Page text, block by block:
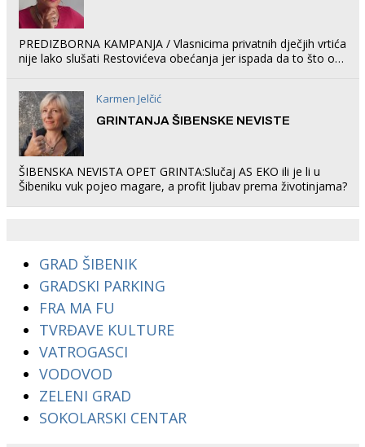
PREDIZBORNA KAMPANJA / Vlasnicima privatnih dječjih vrtića
nije lako slušati Restovićeva obećanja jer ispada da to što oni
Karmen Jelčić
GRINTANJA ŠIBENSKE NEVISTE
ŠIBENSKA NEVISTA OPET GRINTA:Slučaj AS EKO ili je li u
Šibeniku vuk pojeo magare, a profit ljubav prema životinjama?
GRAD ŠIBENIK
GRADSKI PARKING
FRA MA FU
TVRĐAVE KULTURE
VATROGASCI
VODOVOD
ZELENI GRAD
SOKOLARSKI CENTAR